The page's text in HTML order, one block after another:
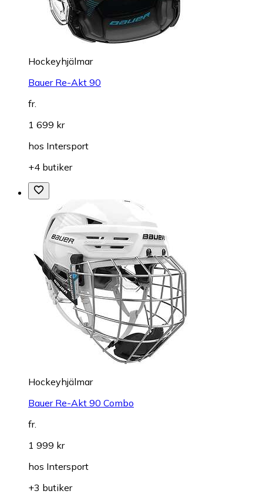
Hockeyhjälmar
Bauer Re-Akt 90
fr.
1 699 kr
hos Intersport
+4 butiker
Hockeyhjälmar
Bauer Re-Akt 90 Combo
fr.
1 999 kr
hos Intersport
+3 butiker